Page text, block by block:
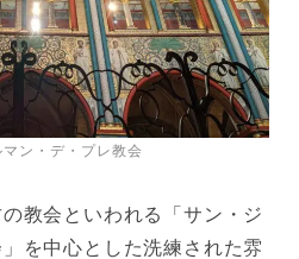
ン・デ・プレ教会
教会といわれる「サン・ジ
を中心とした洗練された雰